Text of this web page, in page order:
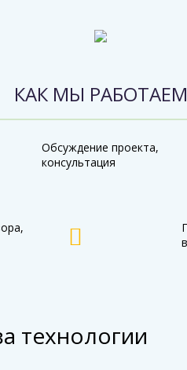
КАК МЫ РАБОТАЕМ
Обсуждение проекта,
консультация
технологии